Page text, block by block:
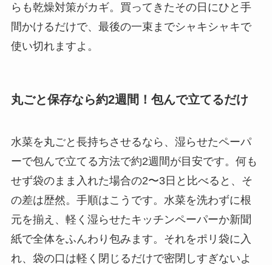
らも乾燥対策がカギ。買ってきたその日にひと手
間かけるだけで、最後の一束までシャキシャキで
使い切れますよ。
丸ごと保存なら約2週間！包んで立てるだけ
水菜を丸ごと長持ちさせるなら、湿らせたペーパ
ーで包んで立てる方法で約2週間が目安です。何も
せず袋のまま入れた場合の2〜3日と比べると、そ
の差は歴然。手順はこうです。水菜を洗わずに根
元を揃え、軽く湿らせたキッチンペーパーか新聞
紙で全体をふんわり包みます。それをポリ袋に入
れ、袋の口は軽く閉じるだけで密閉しすぎないよ